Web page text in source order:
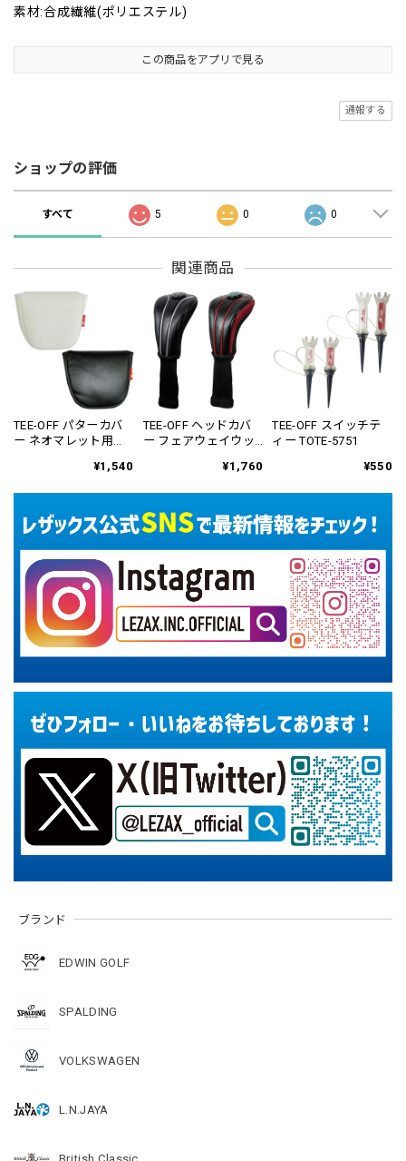
ブランド
EDWIN GOLF
SPALDING
VOLKSWAGEN
L.N.JAYA
素材:合成繊維(ポリエステル)
この商品をアプリで見る
通報する
ショップの評価
すべて 5 0 0
関連商品
TEE-OFF パターカバ
ー ネオマレット用
¥1,540
TEE-OFF ヘッドカバ
ー フェアウェイウッ
¥1,760
TEE-OFF スイッチテ
ィー TOTE-5751
¥550